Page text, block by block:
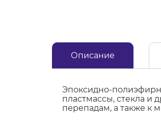
Описание
Эпоксидно-
пластмассы, стекла и
перепадам, а также к